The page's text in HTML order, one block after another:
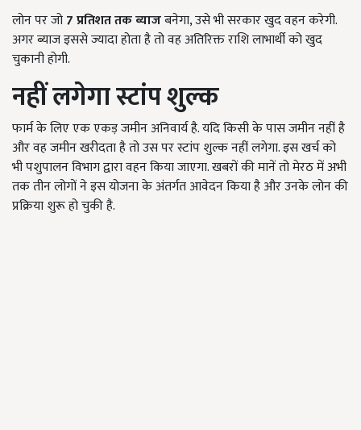
लोन पर जो7प्रतिशत तक ब्याजबनेगा, उसे भी सरकार खुद वहन करेगी.
अगर ब्याज इससे ज्यादा होता है तो वह अतिरिक्त राशि लाभार्थी को खुद
चुकानी होगी.
नहीं लगेगा स्टांप शुल्क
फार्म के लिए एक एकड़ जमीन अनिवार्य है. यदि किसी के पास जमीन नहीं है
और वह जमीन खरीदता है तो उस पर स्टांप शुल्क नहीं लगेगा. इस खर्च को
भी पशुपालन विभाग द्वारा वहन किया जाएगा. खबरों की मानें तो मेरठ में अभी
तक तीन लोगों ने इस योजना के अंतर्गत आवेदन किया है और उनके लोन की
प्रक्रिया शुरू हो चुकी है.